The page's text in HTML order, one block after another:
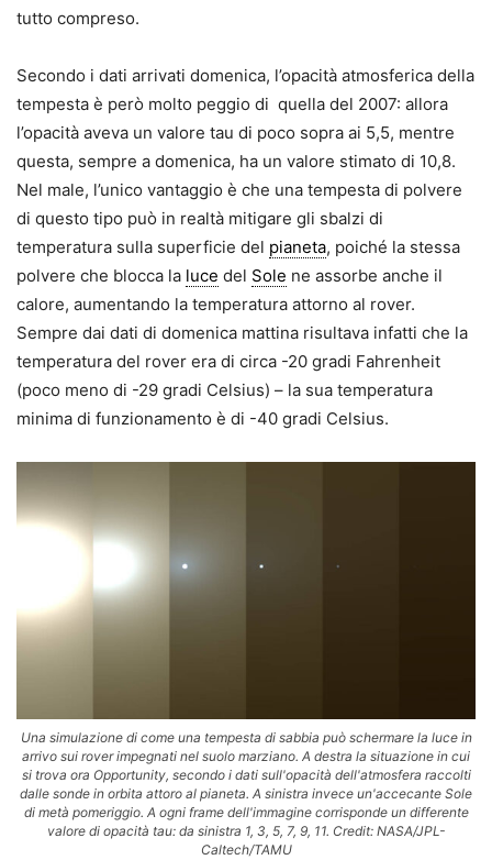
tutto compreso.
Secondo i dati arrivati domenica, l’opacità atmosferica della
tempesta è però molto peggio di quella del 2007: allora
l’opacità aveva un valore tau di poco sopra ai 5,5, mentre
questa, sempre a domenica, ha un valore stimato di 10,8.
Nel male, l’unico vantaggio è che una tempesta di polvere
di questo tipo può in realtà mitigare gli sbalzi di
temperatura sulla superficie del pianeta, poiché la stessa
polvere che blocca la luce del Sole ne assorbe anche il
calore, aumentando la temperatura attorno al rover.
Sempre dai dati di domenica mattina risultava infatti che la
temperatura del rover era di circa -20 gradi Fahrenheit
(poco meno di -29 gradi Celsius) – la sua temperatura
minima di funzionamento è di -40 gradi Celsius.
Una simulazione di come una tempesta di sabbia può schermare la luce in
arrivo sui rover impegnati nel suolo marziano. A destra la situazione in cui
si trova ora Opportunity, secondo i dati sull'opacità dell'atmosfera raccolti
dalle sonde in orbita attoro al pianeta. A sinistra invece un'accecante Sole
di metà pomeriggio. A ogni frame dell'immagine corrisponde un differente
valore di opacità tau: da sinistra 1, 3, 5, 7, 9, 11. Credit: NASA/JPL-
Caltech/TAMU